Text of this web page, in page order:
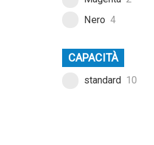
Nero 4
CAPACITÀ
standard 10